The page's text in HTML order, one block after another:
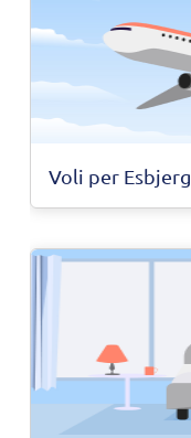
Voli per Esbjerg